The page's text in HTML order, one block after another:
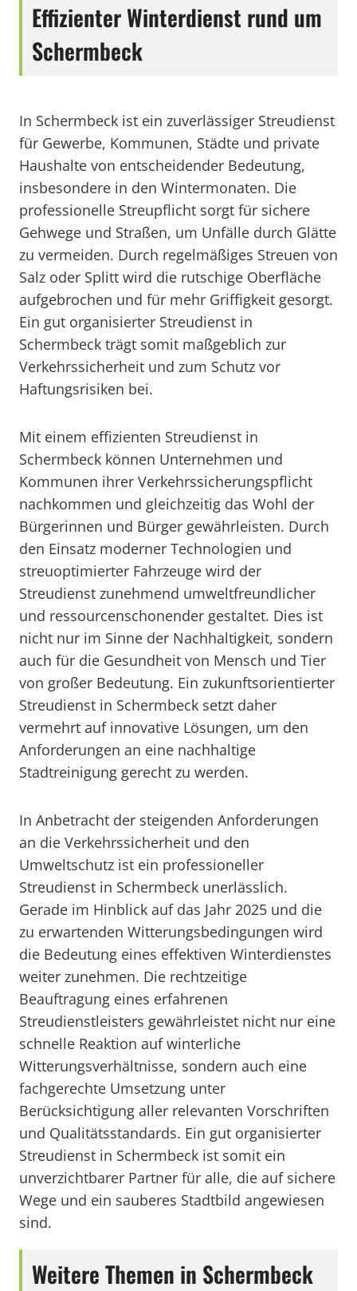
Effizienter Winterdienst rund um
Schermbeck
In Schermbeck ist ein zuverlässiger Streudienst
für Gewerbe, Kommunen, Städte und private
Haushalte von entscheidender Bedeutung,
insbesondere in den Wintermonaten. Die
professionelle Streupflicht sorgt für sichere
Gehwege und Straßen, um Unfälle durch Glätte
zu vermeiden. Durch regelmäßiges Streuen von
Salz oder Splitt wird die rutschige Oberfläche
aufgebrochen und für mehr Griffigkeit gesorgt.
Ein gut organisierter Streudienst in
Schermbeck trägt somit maßgeblich zur
Verkehrssicherheit und zum Schutz vor
Haftungsrisiken bei.
Mit einem effizienten Streudienst in
Schermbeck können Unternehmen und
Kommunen ihrer Verkehrssicherungspflicht
nachkommen und gleichzeitig das Wohl der
Bürgerinnen und Bürger gewährleisten. Durch
den Einsatz moderner Technologien und
streuoptimierter Fahrzeuge wird der
Streudienst zunehmend umweltfreundlicher
und ressourcenschonender gestaltet. Dies ist
nicht nur im Sinne der Nachhaltigkeit, sondern
auch für die Gesundheit von Mensch und Tier
von großer Bedeutung. Ein zukunftsorientierter
Streudienst in Schermbeck setzt daher
vermehrt auf innovative Lösungen, um den
Anforderungen an eine nachhaltige
Stadtreinigung gerecht zu werden.
In Anbetracht der steigenden Anforderungen
an die Verkehrssicherheit und den
Umweltschutz ist ein professioneller
Streudienst in Schermbeck unerlässlich.
Gerade im Hinblick auf das Jahr 2025 und die
zu erwartenden Witterungsbedingungen wird
die Bedeutung eines effektiven Winterdienstes
weiter zunehmen. Die rechtzeitige
Beauftragung eines erfahrenen
Streudienstleisters gewährleistet nicht nur eine
schnelle Reaktion auf winterliche
Witterungsverhältnisse, sondern auch eine
fachgerechte Umsetzung unter
Berücksichtigung aller relevanten Vorschriften
und Qualitätsstandards. Ein gut organisierter
Streudienst in Schermbeck ist somit ein
unverzichtbarer Partner für alle, die auf sichere
Wege und ein sauberes Stadtbild angewiesen
sind.
Weitere Themen in Schermbeck